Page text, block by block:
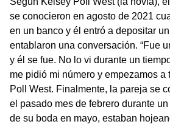
se conocieron en agosto de 2021
en un banco y él entró a depositar
entablaron una conversación. “Fue
y él se fue. No lo vi durante un
me pidió mi número y empezamos a
Poll West. Finalmente, la pareja se
el pasado mes de febrero durante
de su boda en mayo, estaban